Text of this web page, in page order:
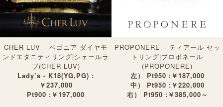
CHER LUV – ベゴニア ダイヤモ
ンドエタニティリング|シェールラ
ブ(CHER LUV)
Lady’s - K18(YG,PG) :
￥237,000
Pt900 :￥197,000
PROPONERE – ティアール セッ
トリング|プロポネール
(PROPONERE)
左） Pt950 :￥187,000
中） Pt950 :￥220,000
右） Pt950 :￥385,000～